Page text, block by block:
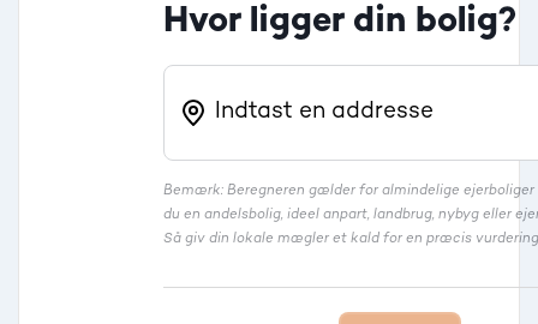
Hvor ligger din bolig?
Bemærk: Beregneren gælder for almindelige ejerboliger
du en andelsbolig, ideel anpart, landbrug, nybyg eller
Så giv din lokale mægler et kald for en præcis